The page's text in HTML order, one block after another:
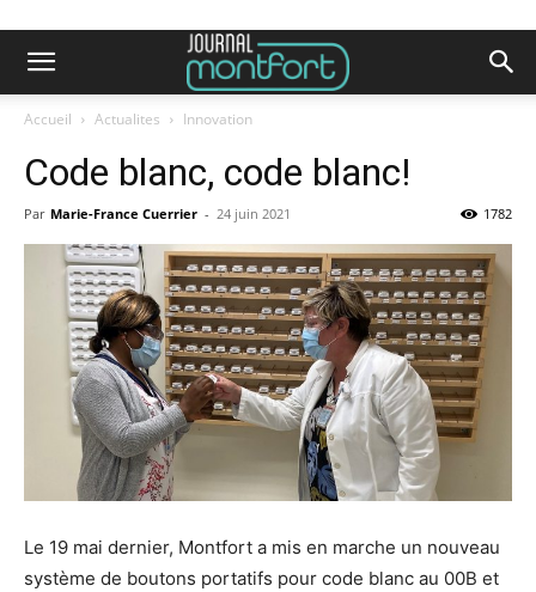
Accueil Actualites Innovation
Code blanc, code blanc!
Par Marie-France Cuerrier - 24 juin 2021 1782
Le 19 mai dernier, Montfort a mis en marche un nouveau
système de boutons portatifs pour code blanc au 00B et